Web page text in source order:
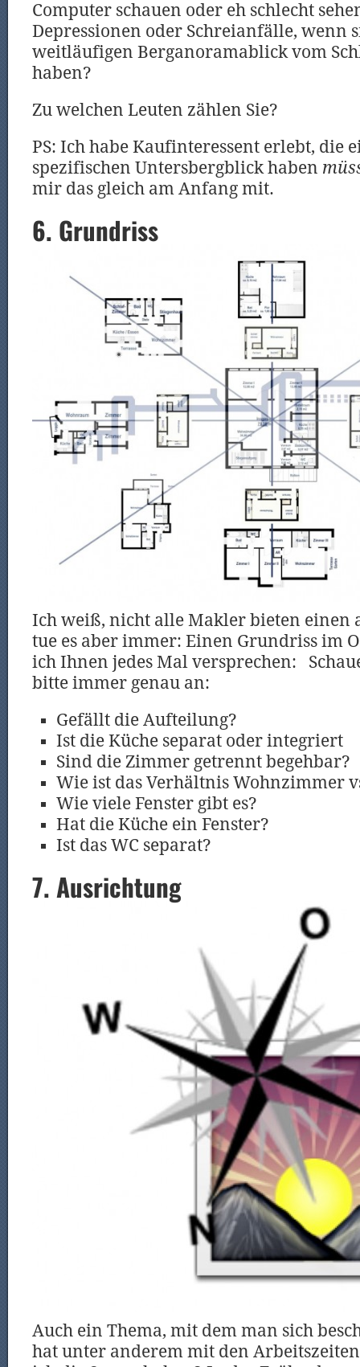
Computer schauen oder eh schlecht
Depressionen oder Schreianfälle, wenn
weitläufigen Berganoramablick vom
haben?
Zu welchen Leuten zählen Sie?
PS: Ich habe Kaufinteressent erlebt, die
spezifischen Untersbergblick haben
mir das gleich am Anfang mit.
6. Grundriss
Ich weiß, nicht alle Makler bieten einen
tue es aber immer: Einen Grundriss im
ich Ihnen jedes Mal versprechen:
bitte immer genau an:
Gefällt die Aufteilung?
Ist die Küche separat oder integriert
Sind die Zimmer getrennt begehbar?
Wie ist das Verhältnis Wohnzimmer
Wie viele Fenster gibt es?
Hat die Küche ein Fenster?
Ist das WC separat?
7. Ausrichtung
Auch ein Thema, mit dem man sich
hat unter anderem mit den